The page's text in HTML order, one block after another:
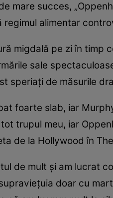
mare succes,
alimentar
migdală pe zi în timp
sale
speriați de măsurile
foarte slab, iar
trupul meu, iar
de la Hollywood în
de mult și am lucrat
doar cu